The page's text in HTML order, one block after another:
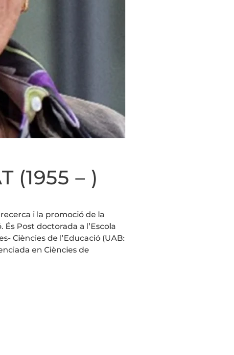
(1955 – )
i la promoció de la
Post doctorada a l’Escola
Ciències de l’Educació (UAB:
en Ciències de